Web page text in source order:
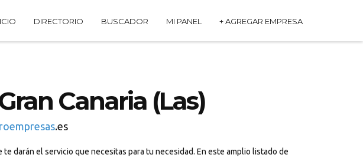
DIRECTORIO BUSCADOR MI PANEL + AGREGAR EMPRESA
Canaria (Las)
.es
darán el servicio que necesitas para tu necesidad. En este amplio listado de